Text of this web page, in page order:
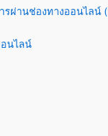
ผ่านช่องทางออนไลน์
นไลน์